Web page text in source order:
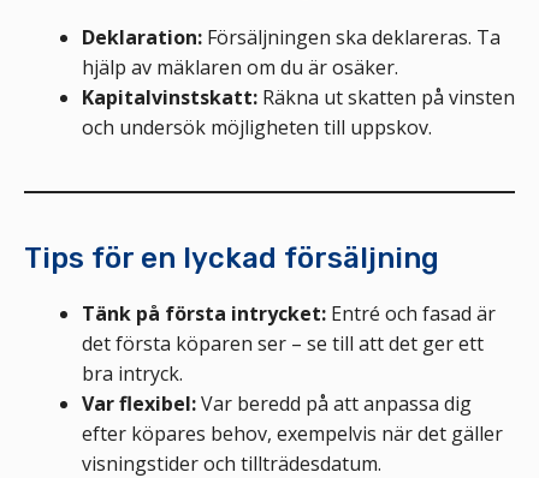
Deklaration: Försäljningen ska deklareras. Ta
hjälp av mäklaren om du är osäker.
Kapitalvinstskatt: Räkna ut skatten på vinsten
och undersök möjligheten till uppskov.
Tips för en lyckad försäljning
Tänk på första intrycket: Entré och fasad är
det första köparen ser – se till att det ger ett
bra intryck.
Var flexibel:Var beredd på att anpassa dig
efter köpares behov, exempelvis när det gäller
visningstider och tillträdesdatum.